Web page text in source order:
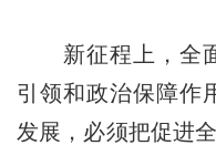
新征程上，全面
引领和政治保障作
发展，必须把促进